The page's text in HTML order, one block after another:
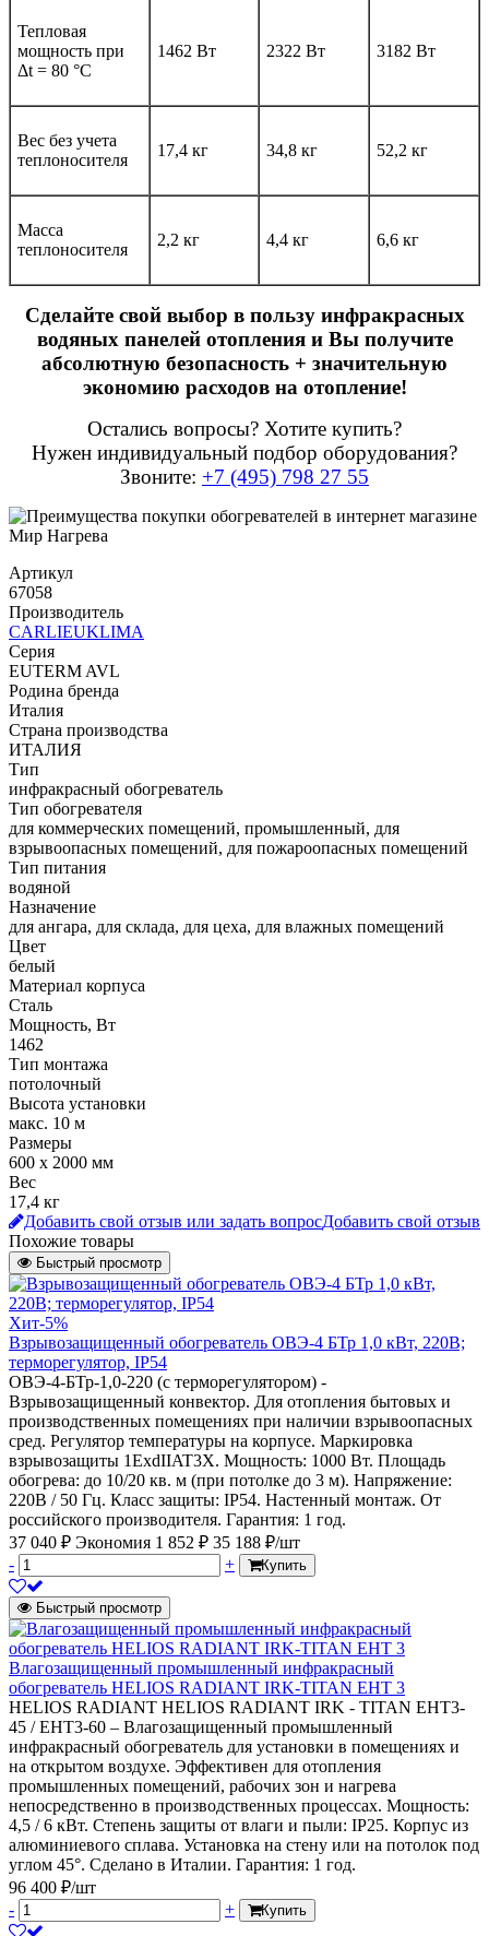
Тепловая
мощность при
Δt = 80 °C
1462 Вт 2322 Вт 3182 Вт
Вес без учета
теплоносителя
17,4 кг 34,8 кг 52,2 кг
Масса
теплоносителя
2,2 кг 4,4 кг 6,6 кг
Сделайте свой выбор в пользу инфракрасных
водяных панелей отопления и Вы получите
абсолютную безопасность + значительную
экономию расходов на отопление!
Остались вопросы? Хотите купить?
Нужен индивидуальный подбор оборудования?
Звоните: +7 (495) 798 27 55
Артикул
67058
Производитель
CARLIEUKLIMA
Серия
EUTERM AVL
Родина бренда
Италия
Страна производства
ИТАЛИЯ
Тип
инфракрасный обогреватель
Тип обогревателя
для коммерческих помещений, промышленный, для
взрывоопасных помещений, для пожароопасных помещений
Тип питания
водяной
Назначение
для ангара, для склада, для цеха, для влажных помещений
Цвет
белый
Материал корпуса
Сталь
Мощность, Вт
1462
Тип монтажа
потолочный
Высота установки
макс. 10 м
Размеры
600 х 2000 мм
Вес
17,4 кг
Добавить свой отзыв или задать вопросДобавить свой отзыв
Похожие товары
Быстрый просмотр
Хит-5%
Взрывозащищенный обогреватель ОВЭ-4 БТр 1,0 кВт, 220В;
терморегулятор, IP54
ОВЭ-4-БТр-1,0-220 (с терморегулятором) -
Взрывозащищенный конвектор. Для отопления бытовых и
производственных помещениях при наличии взрывоопасных
сред. Регулятор температуры на корпусе. Маркировка
взрывозащиты 1ЕхdIIAT3X. Мощность: 1000 Вт. Площадь
обогрева: до 10/20 кв. м (при потолке до 3 м). Напряжение:
220В / 50 Гц. Класс защиты: IP54. Настенный монтаж. От
российского производителя. Гарантия: 1 год.
37 040 ₽ Экономия 1 852 ₽ 35 188 ₽/шт
-
+ Купить
Быстрый просмотр
Влагозащищенный промышленный инфракрасный
обогреватель HELIOS RADIANT IRK-TITAN EHT 3
HELIOS RADIANT HELIOS RADIANT IRK - TITAN EHT3-
45 / EHT3-60 – Влагозащищенный промышленный
инфракрасный обогреватель для установки в помещениях и
на открытом воздухе. Эффективен для отопления
промышленных помещений, рабочих зон и нагрева
непосредственно в производственных процессах. Мощность:
4,5 / 6 кВт. Степень защиты от влаги и пыли: IP25. Корпус из
алюминиевого сплава. Установка на стену или на потолок под
углом 45°. Сделано в Италии. Гарантия: 1 год.
96 400 ₽/шт
-
+ Купить